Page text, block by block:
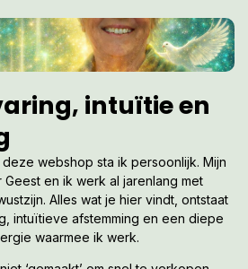
intuïtie en
webshop sta ik persoonlijk. Mijn
Geest en ik werk al jarenlang met
Alles wat je hier vindt, ontstaat
intuïtieve afstemming en een diepe
waarmee ik werk.